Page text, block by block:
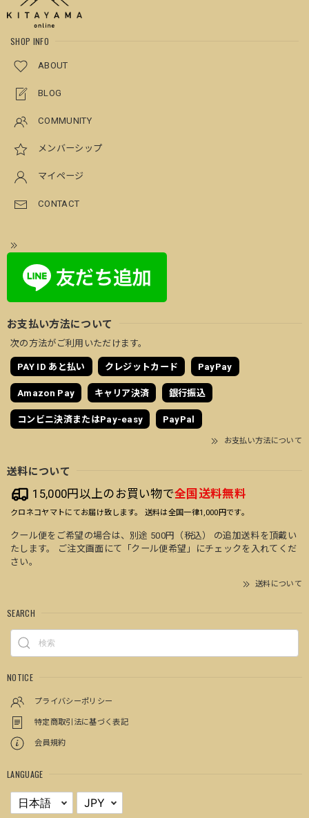
SHOP INFO
ABOUT
BLOG
COMMUNITY
メンバーシップ
マイページ
CONTACT
お支払い方法について
次の方法がご利用いただけます。
PAY ID あと払い クレジットカード PayPay
Amazon Pay キャリア決済 銀行振込
コンビニ決済またはPay-easy PayPal
お支払い方法について
送料について
15,000円以上のお買い物で全国送料無料
クロネコヤマトにてお届け致します。 送料は全国一律1,000円です。
クール便をご希望の場合は、別途 500円（税込） の追加送料を頂戴い
たします。 ご注文画面にて「クール便希望」にチェックを入れてくだ
さい。
送料について
SEARCH
NOTICE
プライバシーポリシー
特定商取引法に基づく表記
会員規約
LANGUAGE